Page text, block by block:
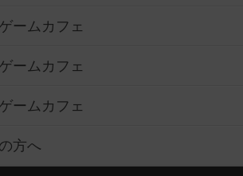
ームカフェ
ームカフェ
ームカフェ
方へ